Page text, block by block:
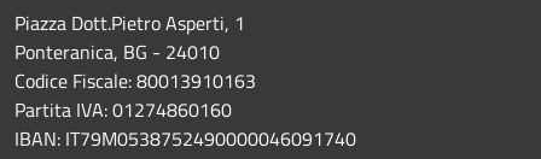
Piazza Dott.Pietro Asperti, 1
Ponteranica, BG - 24010
Codice Fiscale: 80013910163
Partita IVA: 01274860160
IBAN: IT79M0538752490000046091740